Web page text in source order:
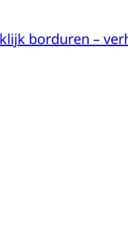
borduren –